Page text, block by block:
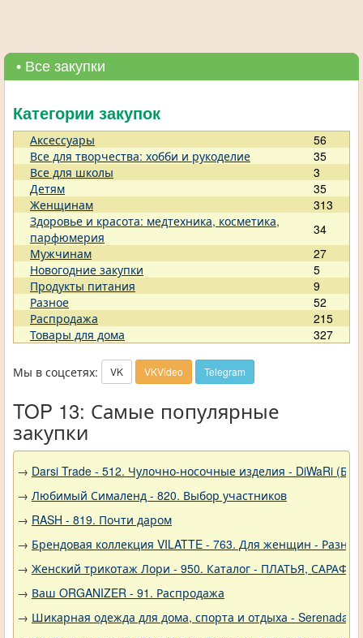
• Все закупки
Категории закупок
Аксессуары
56
Все для творчества: хобби и рукоделие
35
Все для школы
3
Детям
35
Женщинам
313
Здоровье и красота: медтехника, косметика,
парфюмерия
34
Мужчинам
27
Новогодние закупки
5
Продукты питания
9
Разное
52
Распродажа
215
Товары для дома
327
Мы в соцсетях: VK VKVideo Telegram
TOP 13: Самые популярные
закупки
→ Darsi Trade - 512. Чулочно-носочные изделия - DiWaRi
→ Любимый Сималенд - 820. Выбор участников
→ RASH - 819. Почти даром
→ Брендовая коллекция VILATTE - 763. Для женщин - Разное
→ Женский трикотаж Лори - 950. Каталог - ПЛАТЬЯ,
→ Ваш ORGANIZER - 91. Распродажа
→ Шикарная одежда для дома, спорта и отдыха - Serenada -